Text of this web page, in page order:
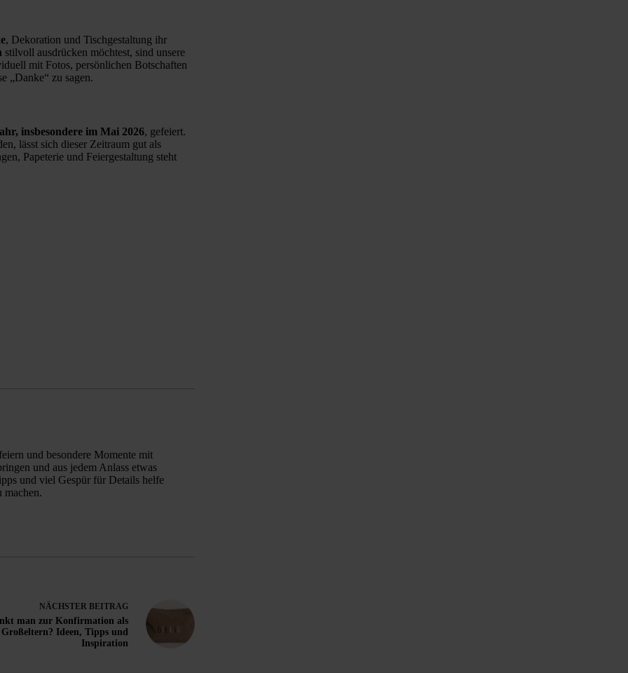
, Dekoration und Tischgestaltung ihr
stilvoll ausdrücken möchtest, sind unsere
mit Fotos, persönlichen Botschaften
„Danke“ zu sagen.
insbesondere im Mai 2026, gefeiert.
lässt sich dieser Zeitraum gut als
Papeterie und Feiergestaltung steht
und besondere Momente mit
und aus jedem Anlass etwas
und viel Gespür für Details helfe
machen.
NÄCHSTER BEITRAG
man zur Konfirmation als
Großeltern? Ideen, Tipps und
Inspiration